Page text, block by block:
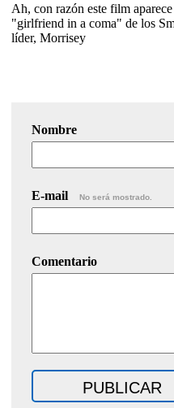
Ah, con razón este film
"girlfriend in a coma" de los
líder, Morrisey
Nombre
E-mail No será mostrado.
Comentario